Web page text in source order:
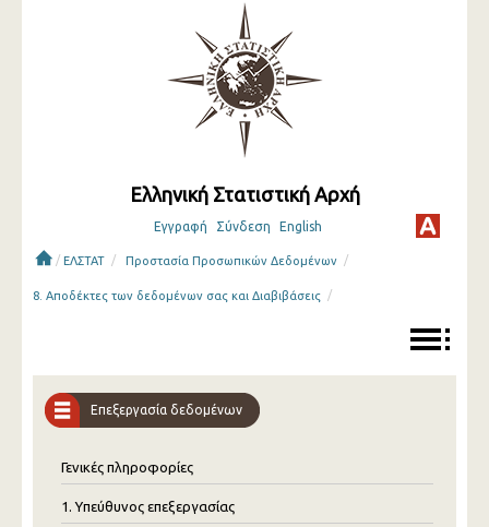
Ελληνική Στατιστική Αρχή
Εγγραφή Σύνδεση English
/ ΕΛΣΤΑΤ / Προστασία Προσωπικών Δεδομένων /
8. Αποδέκτες των δεδομένων σας και Διαβιβάσεις /
Επεξεργασία δεδομένων
Γενικές πληροφορίες
1. Υπεύθυνος επεξεργασίας